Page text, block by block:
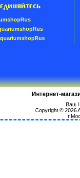
Интернет-
Ваш
Copyright © 2026